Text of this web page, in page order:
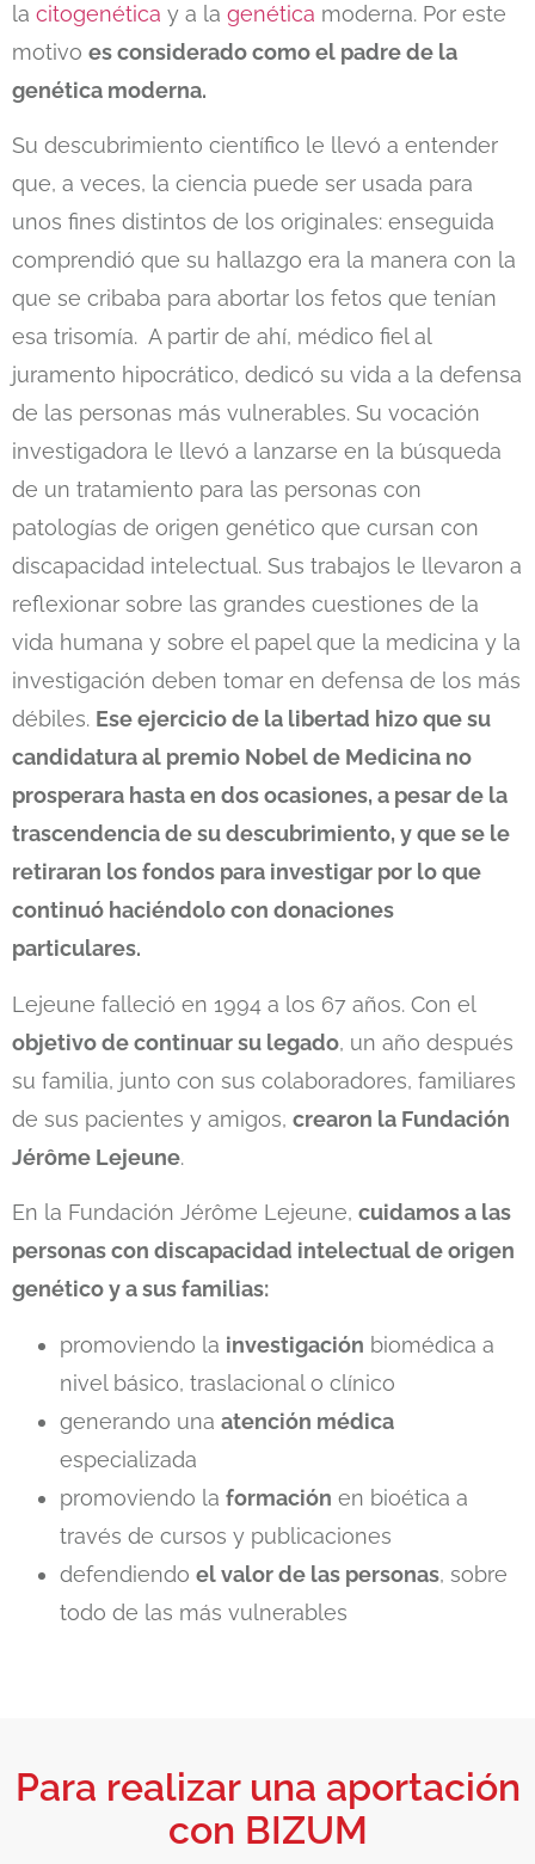
la citogenética y a la genética moderna. Por este
motivo es considerado como el padre de la
genética moderna.
Su descubrimiento científico le llevó a entender
que, a veces, la ciencia puede ser usada para
unos fines distintos de los originales: enseguida
comprendió que su hallazgo era la manera con la
que se cribaba para abortar los fetos que tenían
esa trisomía. A partir de ahí, médico fiel al
juramento hipocrático, dedicó su vida a la defensa
de las personas más vulnerables. Su vocación
investigadora le llevó a lanzarse en la búsqueda
de un tratamiento para las personas con
patologías de origen genético que cursan con
discapacidad intelectual. Sus trabajos le llevaron a
reflexionar sobre las grandes cuestiones de la
vida humana y sobre el papel que la medicina y la
investigación deben tomar en defensa de los más
débiles. Ese ejercicio de la libertad hizo que su
candidatura al premio Nobel de Medicina no
prosperara hasta en dos ocasiones, a pesar de la
trascendencia de su descubrimiento, y que se le
retiraran los fondos para investigar por lo que
continuó haciéndolo con donaciones
particulares.
Lejeune falleció en 1994 a los 67 años. Con el
objetivo de continuar su legado, un año después
su familia, junto con sus colaboradores, familiares
de sus pacientes y amigos, crearon la Fundación
Jérôme Lejeune.
En la Fundación Jérôme Lejeune, cuidamos a las
personas con discapacidad intelectual de origen
genético y a sus familias:
promoviendo la investigación biomédica a
nivel básico, traslacional o clínico
generando una atención médica
especializada
promoviendo la formación en bioética a
través de cursos y publicaciones
defendiendo el valor de las personas, sobre
todo de las más vulnerables
Para realizar una aportación
con BIZUM